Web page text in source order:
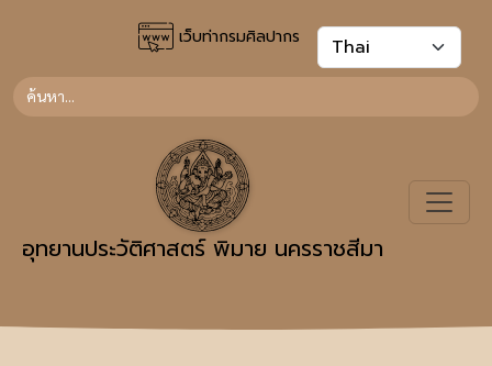
เว็บท่ากรมศิลปากร
อุทยานประวัติศาสตร์ พิมาย นครราชสีมา